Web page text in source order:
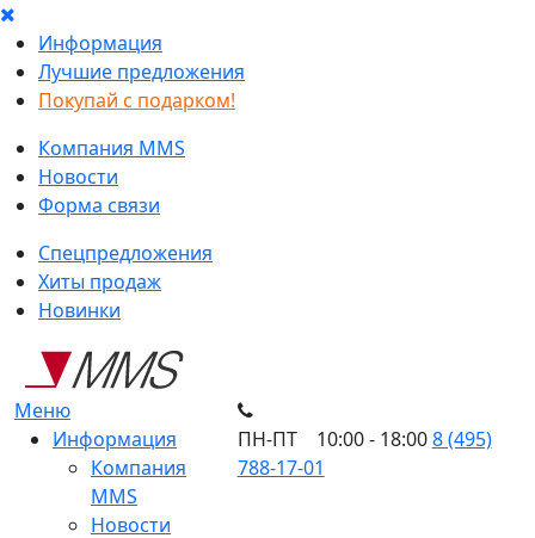
Информация
Лучшие предложения
Покупай с подарком!
Компания MMS
Новости
Форма связи
Спецпредложения
Хиты продаж
Новинки
Меню
Информация
Компания
MMS
Новости
ПН-ПТ 10:00 - 18:008 (495)
788-17-01